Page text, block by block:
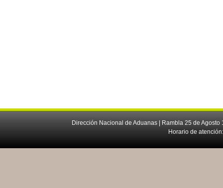
Dirección Nacional de Aduanas | Rambla 25 de
Horario de